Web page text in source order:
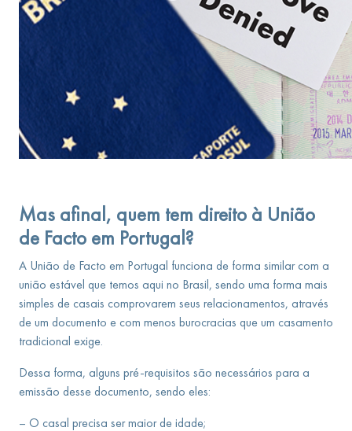
Mas afinal, quem tem direito à União
de Facto em Portugal?
A União de Facto em Portugal funciona de forma similar com a
união estável que temos aqui no Brasil, sendo uma forma mais
simples de casais comprovarem seus relacionamentos, através
de um documento e com menos burocracias que um casamento
tradicional exige.
Dessa forma, alguns pré-requisitos são necessários para a
emissão desse documento, sendo eles:
– O casal precisa ser maior de idade;